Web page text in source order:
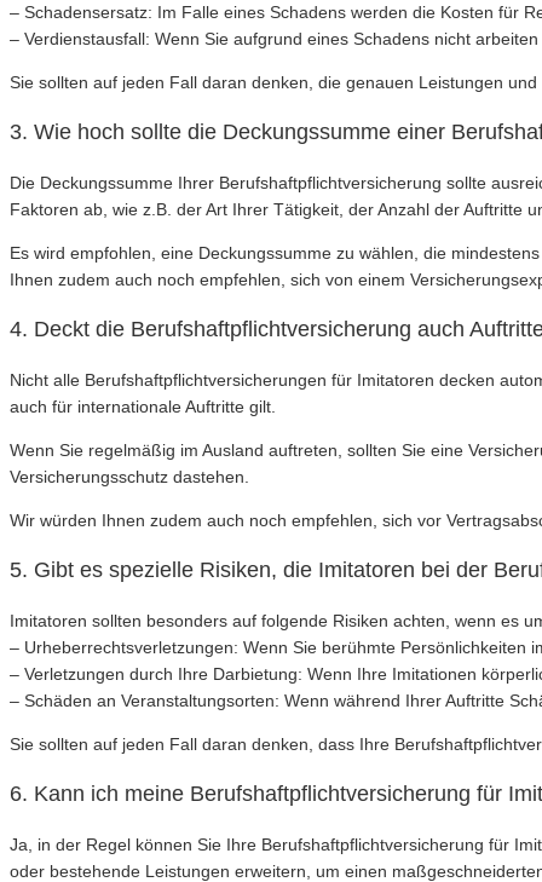
– Schadensersatz: Im Falle eines Schadens werden die Kosten für
– Verdienstausfall: Wenn Sie aufgrund eines Schadens nicht
Sie sollten auf jeden Fall daran denken, die genauen Leistungen
3. Wie hoch sollte die Deckungssumme einer
Die Deckungssumme Ihrer Berufshaftpflichtversicherung sollte
Faktoren ab, wie z.B. der Art Ihrer Tätigkeit, der Anzahl der Auftritte
Es wird empfohlen, eine Deckungssumme zu wählen, die
Ihnen zudem auch noch empfehlen, sich von einem
4. Deckt die Berufshaftpflichtversicherung auch
Nicht alle Berufshaftpflichtversicherungen für Imitatoren decken
auch für internationale Auftritte gilt.
Wenn Sie regelmäßig im Ausland auftreten, sollten Sie eine
Versicherungsschutz dastehen.
Wir würden Ihnen zudem auch noch empfehlen, sich vor
5. Gibt es spezielle Risiken, die Imitatoren bei der
Imitatoren sollten besonders auf folgende Risiken achten, wenn es
– Urheberrechtsverletzungen: Wenn Sie berühmte Persönlichkeiten
– Verletzungen durch Ihre Darbietung: Wenn Ihre Imitationen
– Schäden an Veranstaltungsorten: Wenn während Ihrer Auftritte
Sie sollten auf jeden Fall daran denken, dass Ihre
6. Kann ich meine Berufshaftpflichtversicherung für
Ja, in der Regel können Sie Ihre Berufshaftpflichtversicherung für
oder bestehende Leistungen erweitern, um einen